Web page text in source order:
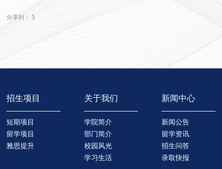
分享到： 5
招生项目
短期项目
留学项目
雅思提升
关于我们
学院简介
部门简介
校园风光
学习生活
新闻中心
新闻公告
留学资讯
招生问答
录取快报